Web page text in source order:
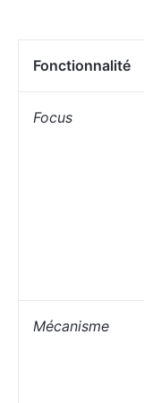
Fonctionnalité
Focus
Mécanisme